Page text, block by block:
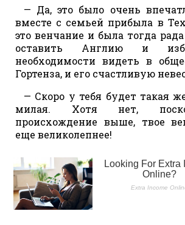
— Да, это было очень
вместе с семьей прибыла в
это венчание и была тогда
оставить Англию и
необходимости видеть в
Гортенза, и его счастливую
— Скоро у тебя будет такая
милая. Хотя нет,
происхождение выше, твое
еще великолепнее!